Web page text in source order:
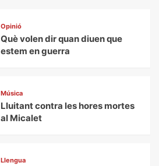
Opinió
Què volen dir quan diuen que
estem en guerra
Música
Lluitant contra les hores mortes
al Micalet
Llengua